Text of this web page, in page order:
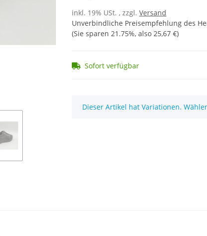
inkl. 19% USt. , zzgl. Versand
Unverbindliche Preisempfehlung des
(Sie sparen 21.75%, also 25,67 €)
Sofort verfügbar
x
Dieser Artikel hat Variationen.